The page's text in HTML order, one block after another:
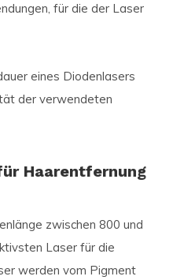
für die der Laser
eines Diodenlasers
der verwendeten
Haarentfernung
zwischen 800 und
Laser für die
werden vom Pigment